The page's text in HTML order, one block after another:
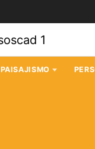
PAISAJISMO